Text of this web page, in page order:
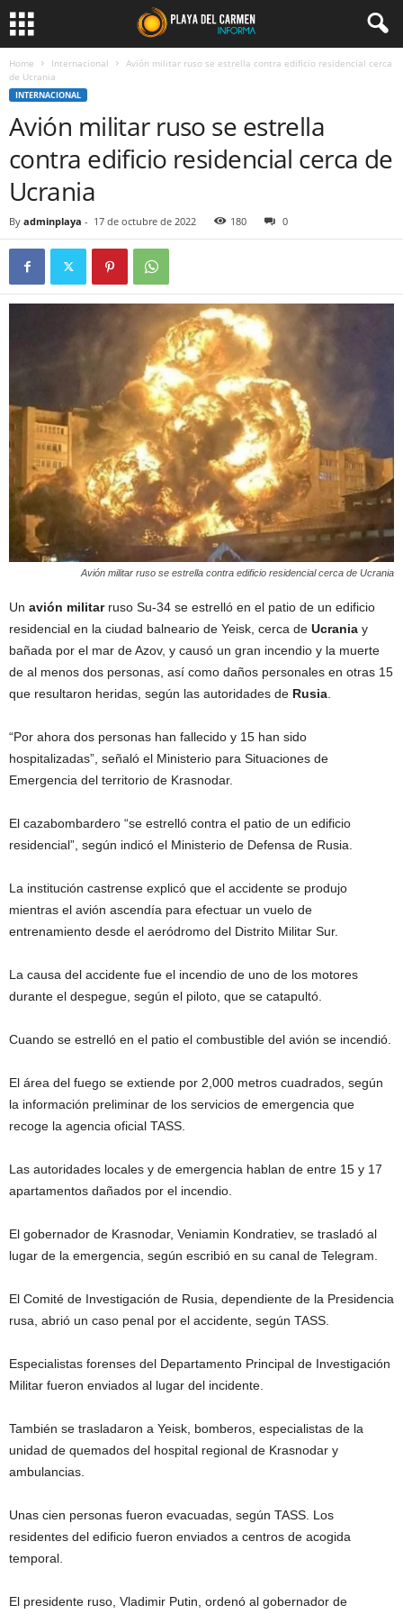
Home Internacional
Avión militar ruso se estrella contra edificio residencial cerca
de Ucrania
INTERNACIONAL
Avión militar ruso se estrella
contra edificio residencial cerca de
Ucrania
By adminplaya - 17 de octubre de 2022 180 0
Avión militar ruso se estrella contra edificio residencial cerca de Ucrania
Un avión militarruso Su-34 se estrelló en el patio de un edificio
residencial en la ciudad balneario de Yeisk, cerca de Ucrania y
bañada por el mar de Azov, y causó un gran incendio y la muerte
de al menos dos personas, así como daños personales en otras 15
que resultaron heridas, según las autoridades de Rusia
“Por ahora dos personas han fallecido y 15 han sido
hospitalizadas”, señaló el Ministerio para Situaciones de
Emergencia del territorio de Krasnodar.
El cazabombardero “se estrelló contra el patio de un edificio
residencial”, según indicó el Ministerio de Defensa de Rusia.
La institución castrense explicó que el accidente se produjo
mientras el avión ascendía para efectuar un vuelo de
entrenamiento desde el aeródromo del Distrito Militar Sur.
La causa del accidente fue el incendio de uno de los motores
durante el despegue, según el piloto, que se catapultó.
Cuando se estrelló en el patio el combustible del avión se incendió.
El área del fuego se extiende por 2,000 metros cuadrados, según
la información preliminar de los servicios de emergencia que
recoge la agencia oficial TASS.
Las autoridades locales y de emergencia hablan de entre 15 y 17
apartamentos dañados por el incendio.
El gobernador de Krasnodar, Veniamin Kondratiev, se trasladó al
lugar de la emergencia, según escribió en su canal de Telegram.
El Comité de Investigación de Rusia, dependiente de la Presidencia
rusa, abrió un caso penal por el accidente, según TASS.
Especialistas forenses del Departamento Principal de Investigación
Militar fueron enviados al lugar del incidente.
También se trasladaron a Yeisk, bomberos, especialistas de la
unidad de quemados del hospital regional de Krasnodar y
ambulancias.
Unas cien personas fueron evacuadas, según TASS. Los
residentes del edificio fueron enviados a centros de acogida
temporal.
El presidente ruso, Vladimir Putin, ordenó al gobernador de